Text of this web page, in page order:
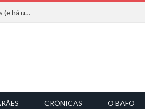
Mucho Flow alarga leque de convidados com 8 performances (e há uma saída)
CRÓNICAS O BAFO